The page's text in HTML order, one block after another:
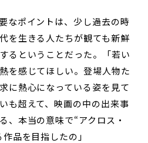
なポイントは、少し過去の時
を生きる人たちが観ても新鮮
るということだった。「若い
を感じてほしい。登場人物た
に熱心になっている姿を見て
も超えて、映画の中の出来事
、本当の意味で“アクロス・
品を目指したの」